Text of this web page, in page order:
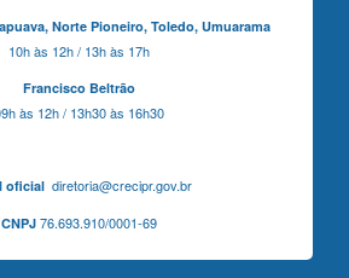
Norte Pioneiro, Toledo, Umuarama
10h às 12h / 13h às 17h
Francisco Beltrão
às 12h / 13h30 às 16h30
oficialdiretoria@crecipr.gov.br
CNPJ76.693.910/0001-69